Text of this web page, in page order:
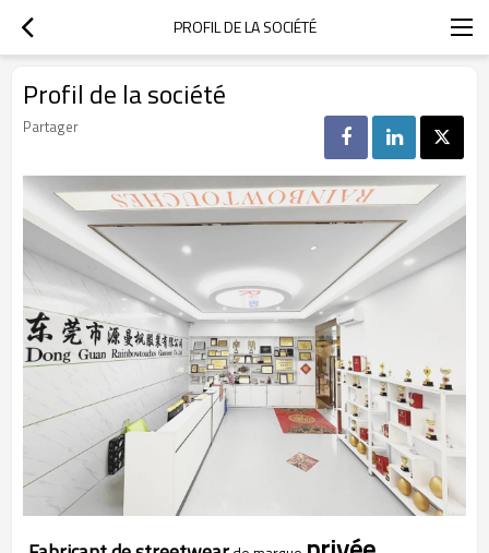
PROFIL DE LA SOCIÉTÉ
Profil de la société
Partager